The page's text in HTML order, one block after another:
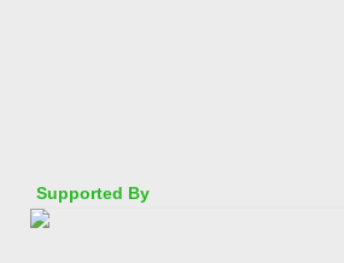
Supported By